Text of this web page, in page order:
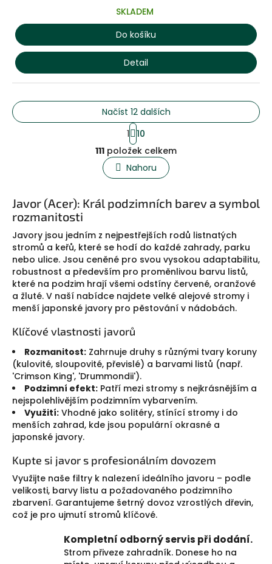
SKLADEM
Do košíku
Detail
O
v
l
á
a
p
r
v
k
y
v
ý
u
Načíst 12 dalších
S
t
r
á
n
k
v
á
í
1
10
111 položek celkem
Nahoru
Javor (Acer): Král podzimních barev a symbol
rozmanitosti
Javory jsou jedním z nejpestřejších rodů listnatých
stromů a keřů, které se hodí do každé zahrady, parku
nebo ulice. Jsou ceněné pro svou vysokou adaptabilitu,
robustnost a především pro proměnlivou barvu listů,
které na podzim hrají všemi odstíny červené, oranžové
a žluté. V naší nabídce najdete velké alejové stromy i
menší japonské javory pro pěstování v nádobách.
Klíčové vlastnosti javorů
Rozmanitost: Zahrnuje druhy s různými tvary koruny
(kulovité, sloupovité, převislé) a barvami listů (např.
'Crimson King', 'Drummondii').
Podzimní efekt: Patří mezi stromy s nejkrásnějším a
nejspolehlivějším podzimním vybarvením.
Využití: Vhodné jako solitéry, stínící stromy i do
menších zahrad, kde jsou populární okrasné a
japonské javory.
Kupte si javor s profesionálním dovozem
Využijte naše filtry k nalezení ideálního javoru – podle
velikosti, barvy listu a požadovaného podzimního
zbarvení. Garantujeme šetrný dovoz vzrostlých dřevin,
což je pro ujmutí stromů klíčové.
Kompletní odborný servis při dodání.
Strom přiveze zahradník. Donese ho na